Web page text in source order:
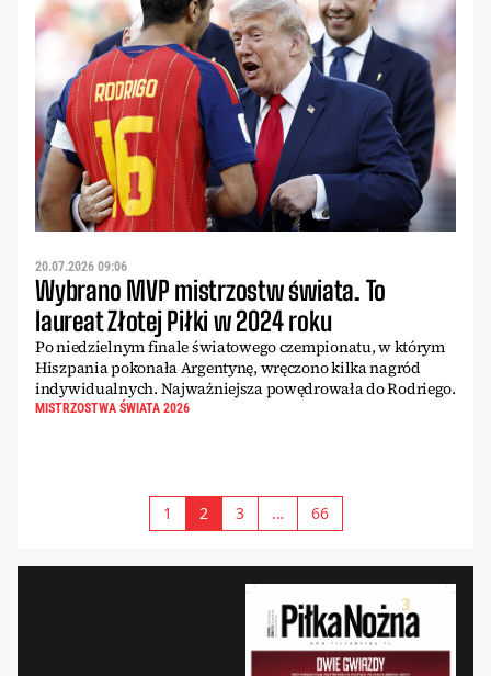
20.07.2026 09:06
Wybrano MVP mistrzostw świata. To
laureat Złotej Piłki w 2024 roku
Po niedzielnym finale światowego czempionatu, w którym
Hiszpania pokonała Argentynę, wręczono kilka nagród
indywidualnych. Najważniejsza powędrowała do Rodriego.
MISTRZOSTWA ŚWIATA 2026
1 2 3 … 66